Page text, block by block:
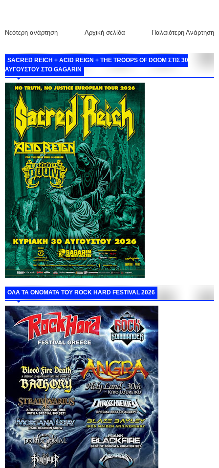
Νεότερη ανάρτηση Παλαιότερη Ανάρτηση
Αρχική σελίδα
SACRED REICH + ACID REIGN + THE TROOPS OF DOOM ΣΤΙΣ 30
ΑΥΓΟΥΣΤΟΥ ΣΤΟ GAGARIN
ΟΛΑ ΤΑ ΟΝΟΜΑΤΑ ΤΟΥ ROCK HARD FESTIVAL 2026